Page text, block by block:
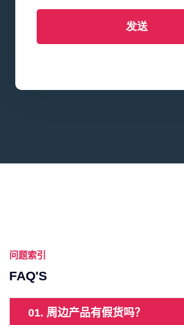
发送
问题索引
FAQ'S
01. 周边产品有假货吗？